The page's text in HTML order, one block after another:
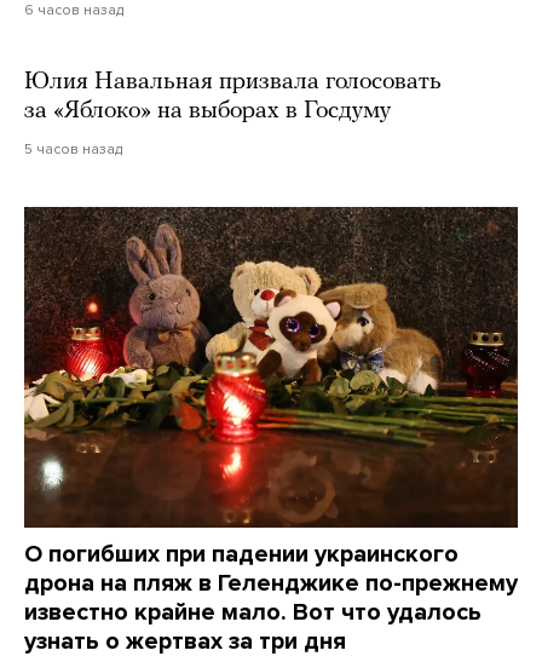
6 часов назад
Юлия Навальная призвала голосовать
за «Яблоко» на выборах в Госдуму
5 часов назад
О погибших при падении украинского
дрона на пляж в Геленджике по-прежнему
известно крайне мало. Вот что удалось
узнать о жертвах за три дня